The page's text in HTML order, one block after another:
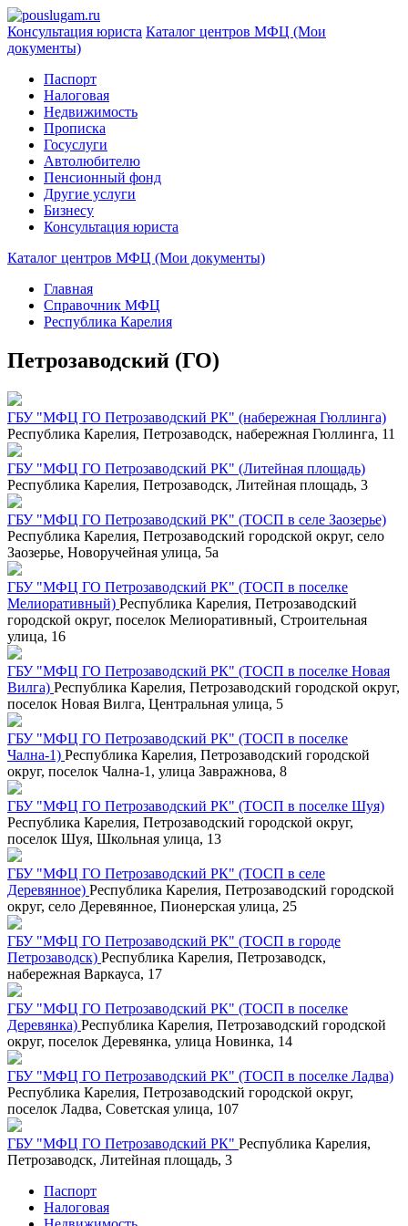
Консультация юриста Каталог центров МФЦ (Мои
документы)
Паспорт
Налоговая
Недвижимость
Прописка
Госуслуги
Автолюбителю
Пенсионный фонд
Другие услуги
Бизнесу
Консультация юриста
Каталог центров МФЦ (Мои документы)
Главная
Справочник МФЦ
Республика Карелия
Петрозаводский (ГО)
ГБУ "МФЦ ГО Петрозаводский РК" (набережная Гюллинга)
Республика Карелия, Петрозаводск, набережная Гюллинга, 11
ГБУ "МФЦ ГО Петрозаводский РК" (Литейная площадь)
Республика Карелия, Петрозаводск, Литейная площадь, 3
ГБУ "МФЦ ГО Петрозаводский РК" (ТОСП в селе Заозерье)
Республика Карелия, Петрозаводский городской округ, село
Заозерье, Новоручейная улица, 5а
ГБУ "МФЦ ГО Петрозаводский РК" (ТОСП в поселке
Мелиоративный) Республика Карелия, Петрозаводский
городской округ, поселок Мелиоративный, Строительная
улица, 16
ГБУ "МФЦ ГО Петрозаводский РК" (ТОСП в поселке Новая
Вилга) Республика Карелия, Петрозаводский городской округ,
поселок Новая Вилга, Центральная улица, 5
ГБУ "МФЦ ГО Петрозаводский РК" (ТОСП в поселке
Чална-1) Республика Карелия, Петрозаводский городской
округ, поселок Чална-1, улица Завражнова, 8
ГБУ "МФЦ ГО Петрозаводский РК" (ТОСП в поселке Шуя)
Республика Карелия, Петрозаводский городской округ,
поселок Шуя, Школьная улица, 13
ГБУ "МФЦ ГО Петрозаводский РК" (ТОСП в селе
Деревянное) Республика Карелия, Петрозаводский городской
округ, село Деревянное, Пионерская улица, 25
ГБУ "МФЦ ГО Петрозаводский РК" (ТОСП в городе
Петрозаводск) Республика Карелия, Петрозаводск,
набережная Варкауса, 17
ГБУ "МФЦ ГО Петрозаводский РК" (ТОСП в поселке
Деревянка) Республика Карелия, Петрозаводский городской
округ, поселок Деревянка, улица Новинка, 14
ГБУ "МФЦ ГО Петрозаводский РК" (ТОСП в поселке Ладва)
Республика Карелия, Петрозаводский городской округ,
поселок Ладва, Советская улица, 107
ГБУ "МФЦ ГО Петрозаводский РК" Республика Карелия,
Петрозаводск, Литейная площадь, 3
Паспорт
Налоговая